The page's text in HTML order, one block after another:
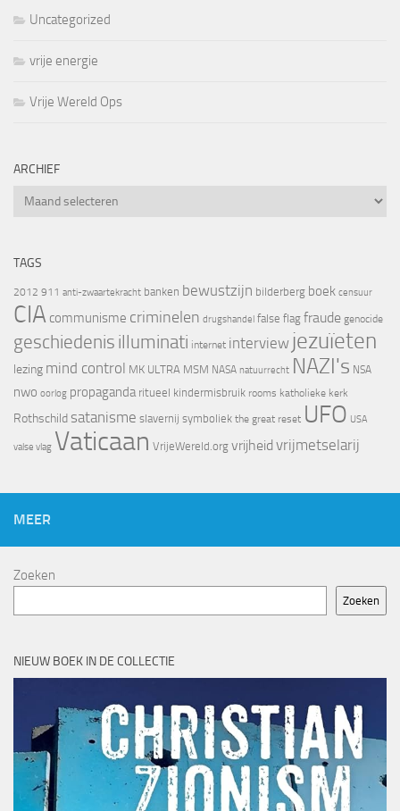
Uncategorized
vrije energie
Vrije Wereld Ops
ARCHIEF
Archief
TAGS
2012 911 anti-zwaartekracht banken bewustzijn bilderberg boek censuur
CIA communisme criminelen drugshandel false flag fraude genocide
geschiedenis illuminati internet interview jezuïeten
lezing mind control MK ULTRA MSM NASA natuurrecht NAZI's NSA
nwo oorlog propaganda ritueel kindermisbruik rooms katholieke kerk
Rothschild satanisme slavernij symboliek the great reset UFO USA
valse vlag Vaticaan VrijeWereld.org vrijheid vrijmetselarij
MEER
Zoeken
Zoeken
NIEUW BOEK IN DE COLLECTIE